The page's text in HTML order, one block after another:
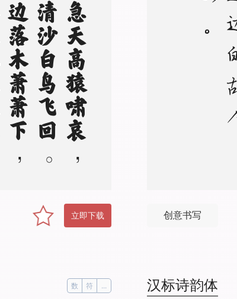
风
急
天
高
猿
啸
哀
，
渚
清
沙
白
鸟
飞
回
。
无
边
落
木
萧
萧
下
，
不
尽
长
江
滚
滚
来
。
万
里
悲
秋
常
作
客
，
百
年
多
病
独
登
台
。
艰
难
苦
恨
繁
霜
鬓
，
潦
倒
新
停
浊
酒
杯
立即下载 创意书写
数 符 ... 汉标诗韵体